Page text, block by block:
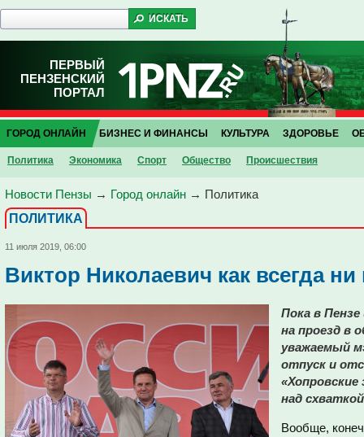
ПЕРВЫЙ
ПЕНЗЕНСКИЙ
ПОРТАЛ
ГОРОД ОНЛАЙН
Политика Экономика Спорт Общество Проиcшествия
БИЗНЕС И ФИНАНСЫ КУЛЬТУРА ЗДОРОВЬЕ
Новости Пензы → Город онлайн → Политика
ПОЛИТИКА
11 июля 2019, 06:00
Виктор Николаевич как всегда
Пока в
на проезд в
уважаемый
отпуск и
над
Вообще,